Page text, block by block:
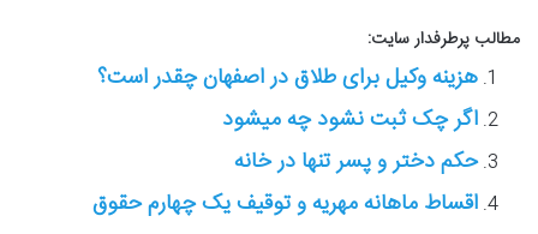
مطالب پرطرفدار سایت:
هزینه وکیل برای طلاق در اصفهان چقدر است؟
اگر چک ثبت نشود چه میشود
حکم دختر و پسر تنها در خانه
اقساط ماهانه مهریه و توقیف یک چهارم حقوق